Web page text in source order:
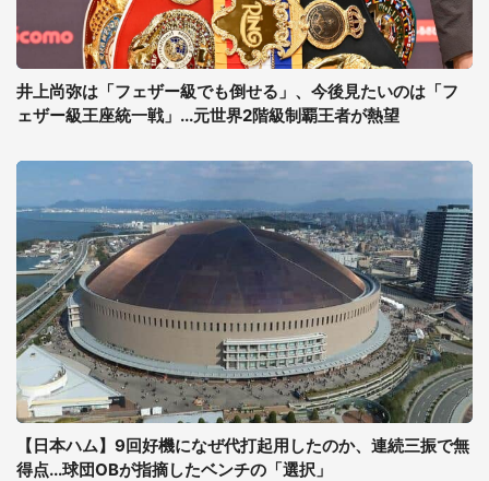
井上尚弥は「フェザー級でも倒せる」、今後見たいのは「フ
ェザー級王座統一戦」...元世界2階級制覇王者が熱望
【日本ハム】9回好機になぜ代打起用したのか、連続三振で無
得点...球団OBが指摘したベンチの「選択」